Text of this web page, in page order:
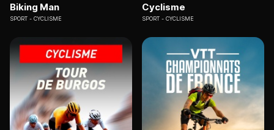
Biking Man
SPORT CYCLISME
Cyclisme
SPORT CYCLISME